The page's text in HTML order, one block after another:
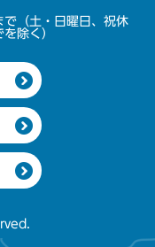
（土・日曜日、祝休
除く）